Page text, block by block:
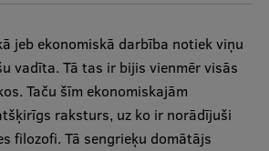
jeb ekonomiskā darbība notiek viņu
vadīta. Tā tas ir bijis vienmēr visās
Taču šīm ekonomiskajām
raksturs, uz ko ir norādījuši
filozofi. Tā sengrieķu domātājs